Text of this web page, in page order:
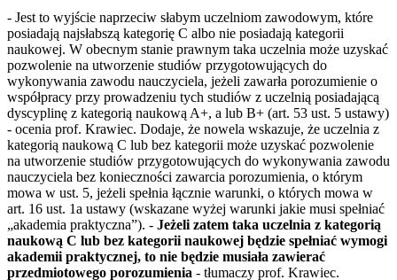
- Jest to wyjście naprzeciw słabym uczelniom zawodowym, które
posiadają najsłabszą kategorię C albo nie posiadają kategorii
naukowej. W obecnym stanie prawnym taka uczelnia może uzyskać
pozwolenie na utworzenie studiów przygotowujących do
wykonywania zawodu nauczyciela, jeżeli zawarła porozumienie o
współpracy przy prowadzeniu tych studiów z uczelnią posiadającą
dyscyplinę z kategorią naukową A+, a lub B+ (art. 53 ust. 5 ustawy)
- ocenia prof. Krawiec. Dodaje, że nowela wskazuje, że uczelnia z
kategorią naukową C lub bez kategorii może uzyskać pozwolenie
na utworzenie studiów przygotowujących do wykonywania zawodu
nauczyciela bez konieczności zawarcia porozumienia, o którym
mowa w ust. 5, jeżeli spełnia łącznie warunki, o których mowa w
art. 16 ust. 1a ustawy (wskazane wyżej warunki jakie musi spełniać
„akademia praktyczna”). - Jeżeli zatem taka uczelnia z kategorią
naukową C lub bez kategorii naukowej będzie spełniać wymogi
akademii praktycznej, to nie będzie musiała zawierać
przedmiotowego porozumienia - tłumaczy prof. Krawiec.